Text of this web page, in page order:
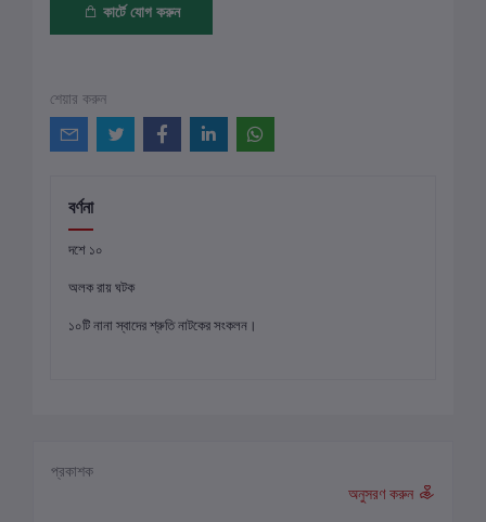
কার্টে যোগ করুন
শেয়ার করুন
বর্ণনা
দশে ১০
অলক রায় ঘটক
১০টি নানা স্বাদের শ্রুতি নাটকের সংকলন।
প্রকাশক
অনুসরণ করুন